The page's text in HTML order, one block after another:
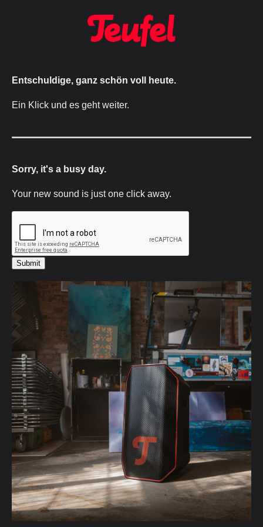
Entschuldige, ganz schön voll heute.
Ein Klick und es geht weiter.
Sorry, it's a busy day.
Your new sound is just one click away.